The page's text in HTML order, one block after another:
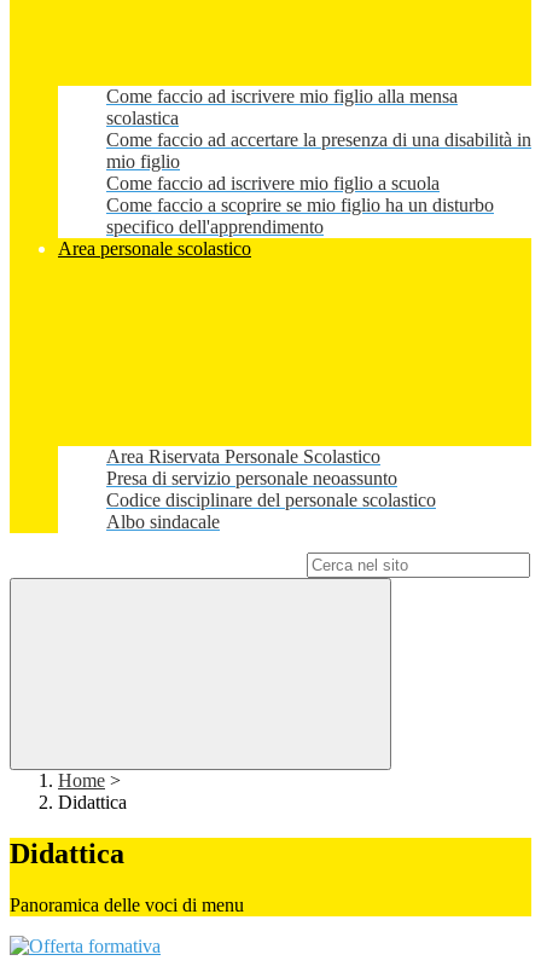
Come faccio ad iscrivere mio figlio alla mensa
scolastica
Come faccio ad accertare la presenza di una disabilità in
mio figlio
Come faccio ad iscrivere mio figlio a scuola
Come faccio a scoprire se mio figlio ha un disturbo
specifico dell'apprendimento
Area personale scolastico
Area Riservata Personale Scolastico
Presa di servizio personale neoassunto
Codice disciplinare del personale scolastico
Albo sindacale
Home >
Didattica
Didattica
Panoramica delle voci di menu